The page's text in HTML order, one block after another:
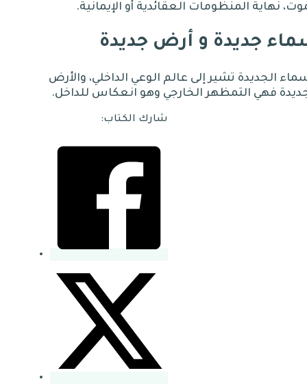
نهاية المنظومات العقائدية أو الإيمانية.
جديدة و أرض جديدة
الجديدة تشير إلى عالم الوعي الداخلي، والأرض
فهي التمظهر الخارجي وهو انعكاس للداخل.
شارك الكتاب: